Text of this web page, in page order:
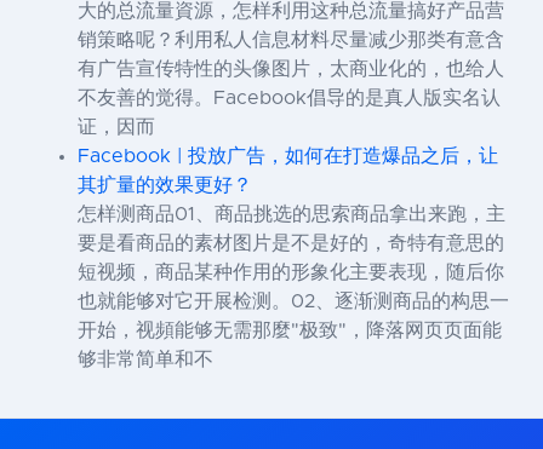
大的总流量資源，怎样利用这种总流量搞好产品营
销策略呢？利用私人信息材料尽量减少那类有意含
有广告宣传特性的头像图片，太商业化的，也给人
不友善的觉得。Facebook倡导的是真人版实名认
证，因而
Facebook | 投放广告，如何在打造爆品之后，让
其扩量的效果更好？
怎样测商品01、商品挑选的思索商品拿出来跑，主
要是看商品的素材图片是不是好的，奇特有意思的
短视频，商品某种作用的形象化主要表现，随后你
也就能够对它开展检测。02、逐渐测商品的构思一
开始，视頻能够无需那麼"极致"，降落网页页面能
够非常简单和不